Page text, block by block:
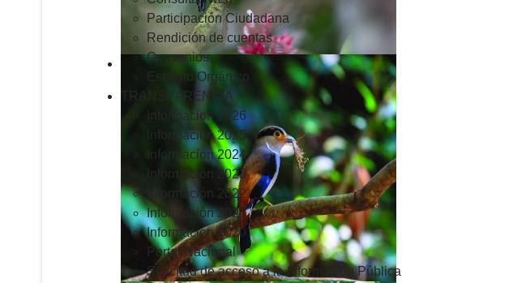
Participación Ciudadana
Rendición de cuentas
Convenios
Estatuto Orgánico
TRANSPARENCIA
Informacion 2026
Informacion 2025
Informacion 2024
Información 2023
Información 2022
Información 2021
Información 2020
Portal Nacional
Solicitud de acceso a la Información Pública